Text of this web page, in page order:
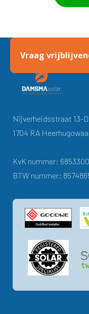
Vraag
Nijverheidsstraat 13-D
1704 RA
KvK nummer:
BTW nummer: